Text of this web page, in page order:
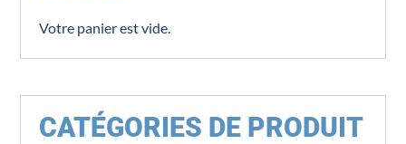
Votre panier est vide.
CATÉGORIES DE PRODUIT